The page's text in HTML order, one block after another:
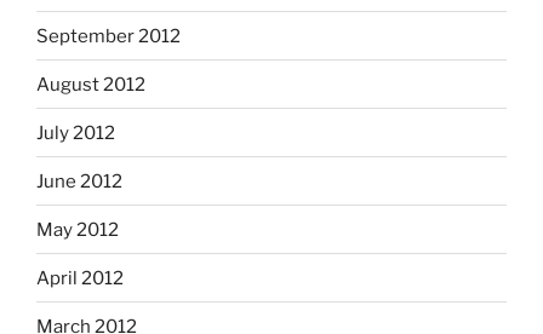
September 2012
August 2012
July 2012
June 2012
May 2012
April 2012
March 2012